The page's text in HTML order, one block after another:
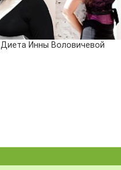
Диета Инны Воловичевой